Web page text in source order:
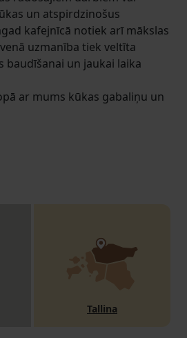
un atspirdzinošus
kafejnīcā notiek arī mākslas
uzmanība tiek veltīta
baudīšanai un jaukai laika
ar mums kūkas gabaliņu un
Tallina